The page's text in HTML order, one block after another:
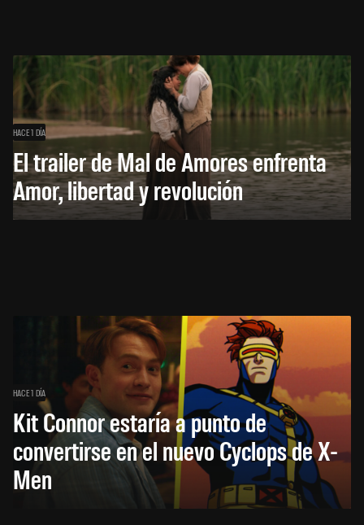
HACE 1 DÍA
El trailer de Mal de Amores enfrenta
Amor, libertad y revolución
HACE 1 DÍA
Kit Connor estaría a punto de
convertirse en el nuevo Cyclops de X-
Men